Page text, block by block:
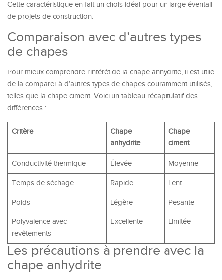
Cette caractéristique en fait un chois idéal pour un large éventail
de projets de construction.
Comparaison avec d’autres types
de chapes
Pour mieux comprendre l’intérêt de la chape anhydrite, il est utile
de la comparer à d’autres types de chapes couramment utilisés,
telles que la chape ciment. Voici un tableau récapitulatif des
différences :
Critère
Chape
anhydrite
Chape
ciment
Conductivité thermique Élevée Moyenne
Temps de séchage Rapide Lent
Poids Légère Pesante
Polyvalence avec
revêtements
Excellente Limitée
Les précautions à prendre avec la
chape anhydrite